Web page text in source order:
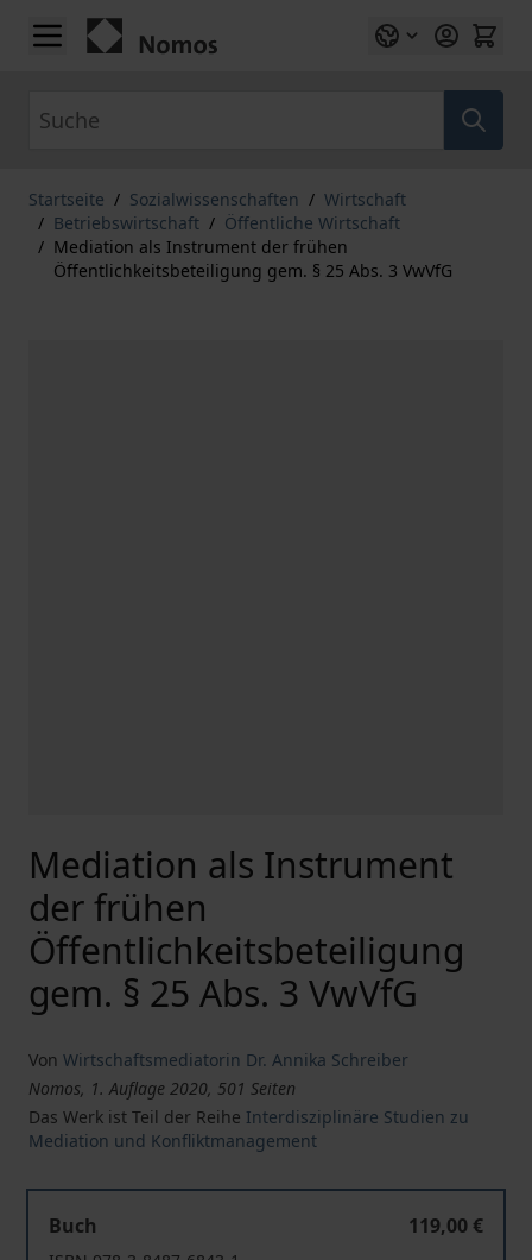
Zum Inhalt springen
Startseite / Sozialwissenschaften / Wirtschaft
/ Betriebswirtschaft / Öffentliche Wirtschaft
/ Mediation als Instrument der frühen
Öffentlichkeitsbeteiligung gem. § 25 Abs. 3 VwVfG
Mediation als Instrument
der frühen
Öffentlichkeitsbeteiligung
gem. § 25 Abs. 3 VwVfG
Von Wirtschaftsmediatorin Dr. Annika Schreiber
Nomos, 1. Auflage 2020, 501 Seiten
Das Werk ist Teil der Reihe Interdisziplinäre Studien zu
Mediation und Konfliktmanagement
Buch
119,00 €